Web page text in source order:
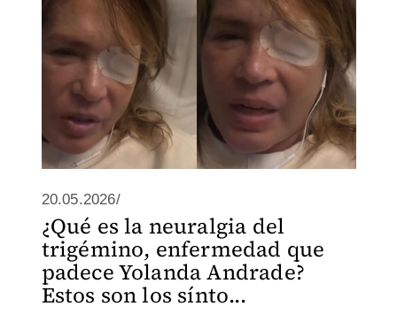
20.05.2026/
¿Qué es la neuralgia del
trigémino, enfermedad que
padece Yolanda Andrade?
Estos son los sínto...